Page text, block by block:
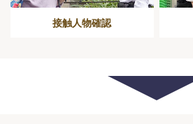
接触人物確認